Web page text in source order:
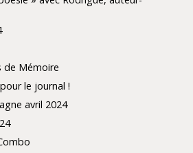
de Mémoire
le journal !
avril 2024